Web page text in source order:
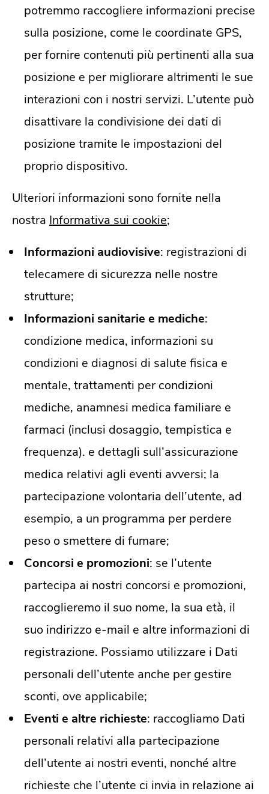
potremmo raccogliere informazioni precise
sulla posizione, come le coordinate GPS,
per fornire contenuti più pertinenti alla sua
posizione e per migliorare altrimenti le sue
interazioni con i nostri servizi. L’utente può
disattivare la condivisione dei dati di
posizione tramite le impostazioni del
proprio dispositivo.
Ulteriori informazioni sono fornite nella
nostra Informativa sui cookie;
Informazioni audiovisive: registrazioni di
telecamere di sicurezza nelle nostre
strutture;
Informazioni sanitarie e mediche:
condizione medica, informazioni su
condizioni e diagnosi di salute fisica e
mentale, trattamenti per condizioni
mediche, anamnesi medica familiare e
farmaci (inclusi dosaggio, tempistica e
frequenza). e dettagli sull’assicurazione
medica relativi agli eventi avversi; la
partecipazione volontaria dell’utente, ad
esempio, a un programma per perdere
peso o smettere di fumare;
Concorsi e promozioni: se l’utente
partecipa ai nostri concorsi e promozioni,
raccoglieremo il suo nome, la sua età, il
suo indirizzo e-mail e altre informazioni di
registrazione. Possiamo utilizzare i Dati
personali dell’utente anche per gestire
sconti, ove applicabile;
Eventi e altre richieste: raccogliamo Dati
personali relativi alla partecipazione
dell’utente ai nostri eventi, nonché altre
richieste che l’utente ci invia in relazione ai